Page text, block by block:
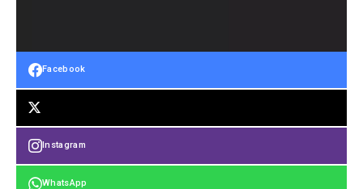
Facebook
Instagram
WhatsApp